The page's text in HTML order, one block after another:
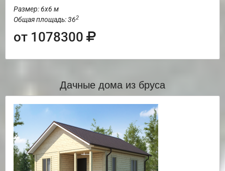
Размер: 6х6 м
Общая площадь: 362
от 1078300
Дачные дома из бруса